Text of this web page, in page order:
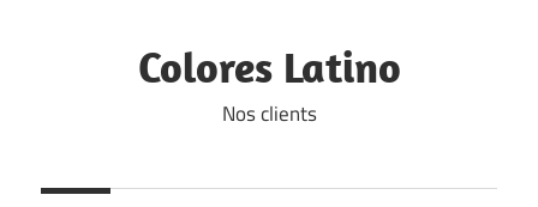
Colores Latino
Nos clients